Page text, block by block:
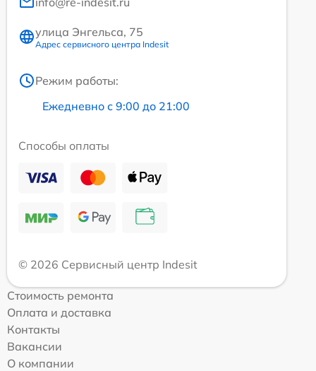
улица Энгельса, 75
Адрес сервисного центра Indesit
Режим работы:
Ежедневно с 9:00 до 21:00
Способы оплаты
© 2026 Сервисный центр Indesit
Стоимость ремонта
Оплата и доставка
Контакты
Вакансии
О компании